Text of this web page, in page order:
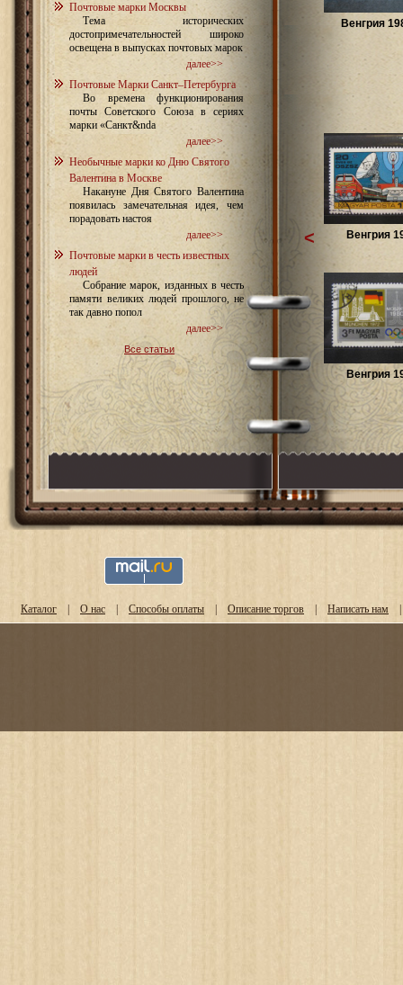
Почтовые марки Москвы
Тема исторических
достопримечательностей широко
освещена в выпусках почтовых марок
далее>>
Почтовые Марки Санкт–Петербурга
Во времена функционирования
почты Советского Союза в сериях
марки «Санкт&nda
далее>>
Необычные марки ко Дню Святого
Валентина в Москве
Накануне Дня Святого Валентина
появилась замечательная идея, чем
порадовать настоя
далее>>
Почтовые марки в честь известных
людей
Собрание марок, изданных в честь
памяти великих людей прошлого, не
так давно попол
далее>>
Все статьи
Венгрия
Венгрия
Венгрия
<
Каталог | О нас | Способы оплаты | Описание торгов | Написать нам |